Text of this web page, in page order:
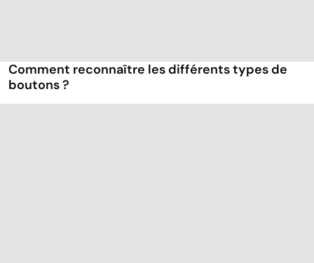
Comment reconnaître les différents types de
boutons ?